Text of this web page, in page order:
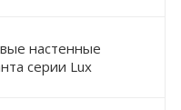
настенные
серии Lux